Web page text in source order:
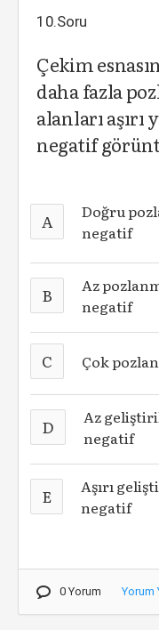
10.Soru
Çekim
daha fazla
alanları
negatif
A
Doğru
negatif
B
Az
negatif
C Çok
D
Az
negatif
E
Aşırı
negatif
0 Yorum Yorum